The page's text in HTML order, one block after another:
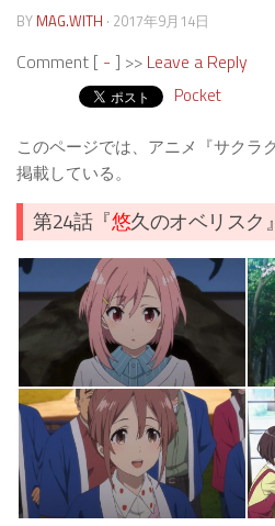
BY MAG.WITH · 2017年9月14日
Comment [ - ] >> Leave a Reply
Pocket
このページでは、アニメ『サクラ
掲載している。
第24話『悠久のオベリスク』